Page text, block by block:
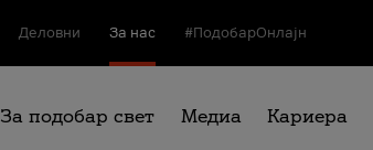
Деловни За нас #ПодобарОнлајн
За подобар свет Медиа Кариера